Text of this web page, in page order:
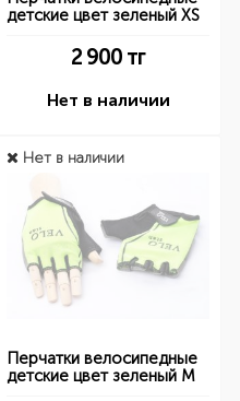
детские цвет зеленый XS
2 900 тг
Нет в наличии
Нет в наличии
Перчатки велосипедные
детские цвет зеленый M